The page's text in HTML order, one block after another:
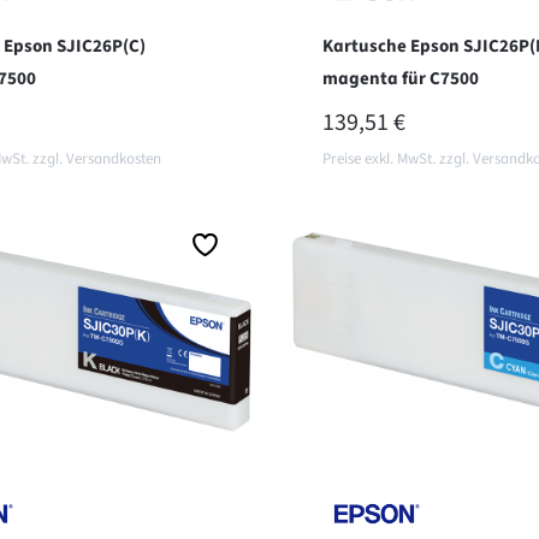
SJIC26P(C)
PREIS:
zzgl. Versandkosten
Warenkorb
Kartusche Epson
magenta für C7500
REGULÄRER PREIS:
139,51 €
Preise exkl. MwSt. zzgl.
In den Warenkorb